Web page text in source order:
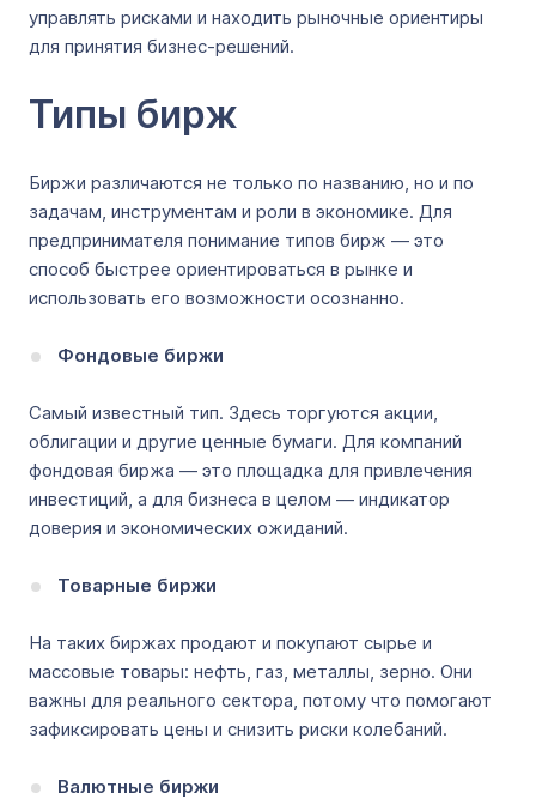
управлять рисками и находить рыночные ориентиры
для принятия бизнес-решений.
Типы бирж
Биржи различаются не только по названию, но и по
задачам, инструментам и роли в экономике. Для
предпринимателя понимание типов бирж — это
способ быстрее ориентироваться в рынке и
использовать его возможности осознанно.
Фондовые биржи
Самый известный тип. Здесь торгуются акции,
облигации и другие ценные бумаги. Для компаний
фондовая биржа — это площадка для привлечения
инвестиций, а для бизнеса в целом — индикатор
доверия и экономических ожиданий.
Товарные биржи
На таких биржах продают и покупают сырье и
массовые товары: нефть, газ, металлы, зерно. Они
важны для реального сектора, потому что помогают
зафиксировать цены и снизить риски колебаний.
Валютные биржи